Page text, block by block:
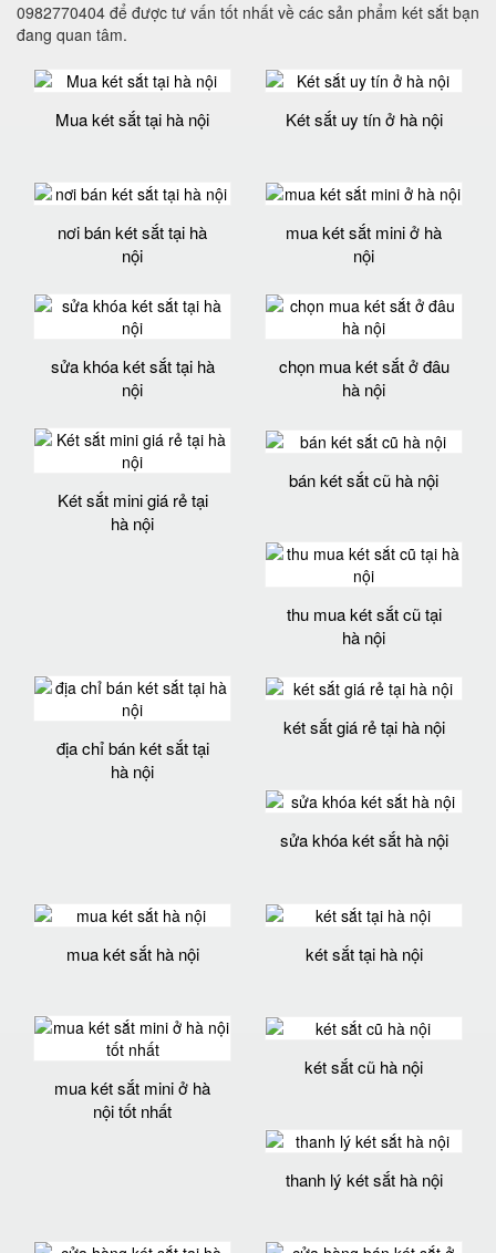
0982770404 để được tư vấn tốt nhất về các sản phẩm két sắt bạn
đang quan tâm.
Mua két sắt tại hà nội Két sắt uy tín ở hà nội
nơi bán két sắt tại hà
nội
mua két sắt mini ở hà
nội
sửa khóa két sắt tại hà
nội
chọn mua két sắt ở đâu
hà nội
Két sắt mini giá rẻ tại
hà nội
bán két sắt cũ hà nội
thu mua két sắt cũ tại
hà nội
địa chỉ bán két sắt tại
hà nội
két sắt giá rẻ tại hà nội
sửa khóa két sắt hà nội
mua két sắt hà nội két sắt tại hà nội
mua két sắt mini ở hà
nội tốt nhất
két sắt cũ hà nội
thanh lý két sắt hà nội